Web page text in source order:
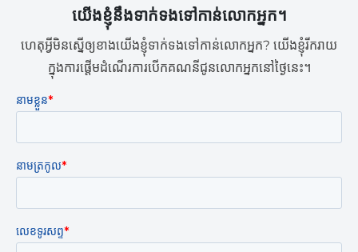
យើងខ្ញុំនឹងទាក់ទងទៅកាន់លោកអ្នក។
ហេតុអ្វីមិនស្នើឲ្យខាងយើងខ្ញុំទាក់ទងទៅកាន់លោកអ្នក? យើងខ្ញុំរីករាយ
ក្នុងការផ្តើមដំណើរការបើកគណនីជូនលោកអ្នកនៅថ្ងៃនេះ។